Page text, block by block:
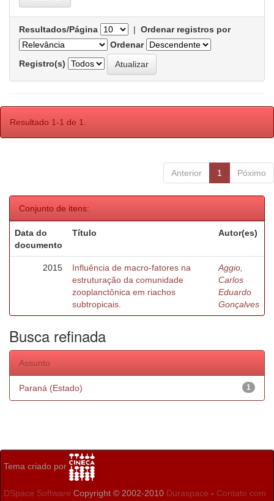
Resultados/Página | Ordenar registros por
Ordenar
Registro(s)
Resultado 1-1 de 1.
Anterior 1 Póximo
Conjunto de itens:
Data do
documento
Título Autor(es)
2015
Influência de macro-fatores na
estruturação da comunidade
zooplanctônica em riachos
subtropicais.
Aggio,
Carlos
Eduardo
Gonçalves
Busca refinada
Assunto
1
Paraná (Estado)
Tema criado por
DSpace Software Copyright © 2002-2010 Duraspace - Contato com